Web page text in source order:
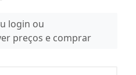
login ou
preços e comprar